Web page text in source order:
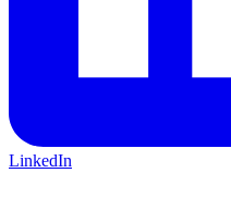
LinkedIn